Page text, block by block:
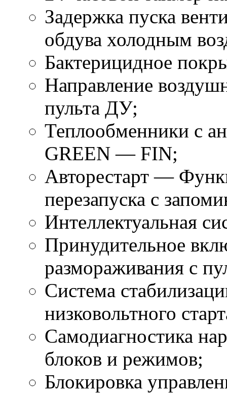
Задержка пуска
обдува холодным
Бактерицидное
Направление
пульта ДУ;
Теплообменники с
GREEN — FIN;
Авторестарт —
перезапуска с
Интеллектуальная
Принудительное
размораживания с
Система
низковольтного
Самодиагностика
блоков и режимов;
Блокировка